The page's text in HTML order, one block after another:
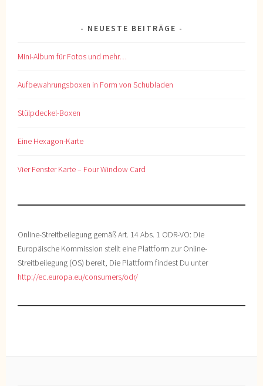
NEUESTE BEITRÄGE
Mini-Album für Fotos und mehr…
Aufbewahrungsboxen in Form von Schubladen
Stülpdeckel-Boxen
Eine Hexagon-Karte
Vier Fenster Karte – Four Window Card
Online-Streitbeilegung gemäß Art. 14 Abs. 1 ODR-VO: Die
Europäische Kommission stellt eine Plattform zur Online-
Streitbeilegung (OS) bereit, Die Plattform findest Du unter
http://ec.europa.eu/consumers/odr/